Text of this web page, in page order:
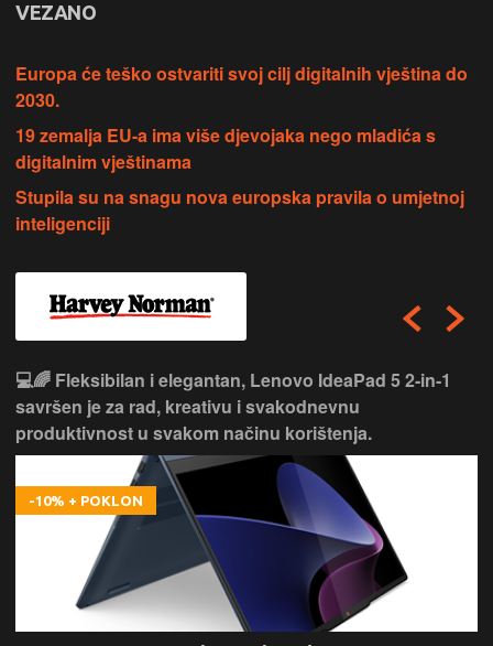
VEZANO
Europa će teško ostvariti svoj cilj digitalnih vještina do
2030.
19 zemalja EU-a ima više djevojaka nego mladića s
digitalnim vještinama
Stupila su na snagu nova europska pravila o umjetnoj
inteligenciji
💻🌈 Fleksibilan i elegantan, Lenovo IdeaPad 5 2‑in‑1
savršen je za rad, kreativu i svakodnevnu
produktivnost u svakom načinu korištenja.
-10% + POKLON